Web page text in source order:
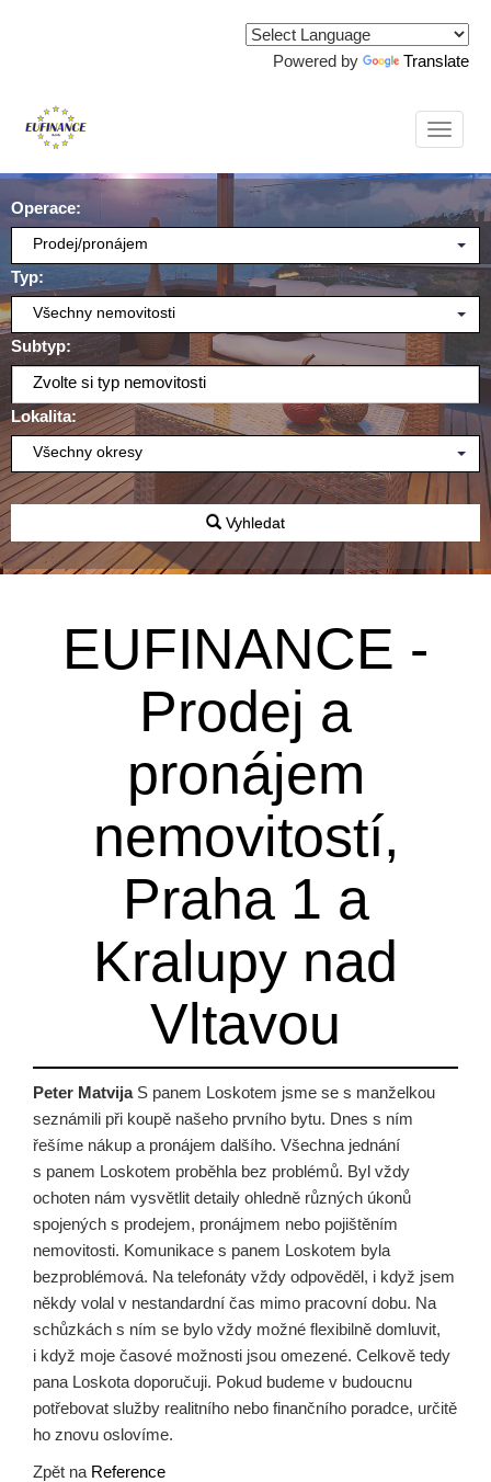
Powered by Translate
Operace:
Prodej/pronájem
Typ:
Všechny nemovitosti
Subtyp:
Zvolte si typ nemovitosti
Lokalita:
Všechny okresy
Vyhledat
EUFINANCE -
Prodej a
pronájem
nemovitostí,
Praha 1 a
Kralupy nad
Vltavou
Peter MatvijaS panem Loskotem jsme se s manželkou
seznámili při koupě našeho prvního bytu. Dnes s ním
řešíme nákup a pronájem dalšího. Všechna jednání
s panem Loskotem proběhla bez problémů. Byl vždy
ochoten nám vysvětlit detaily ohledně různých úkonů
spojených s prodejem, pronájmem nebo pojištěním
nemovitosti. Komunikace s panem Loskotem byla
bezproblémová. Na telefonáty vždy odpověděl, i když jsem
někdy volal v nestandardní čas mimo pracovní dobu. Na
schůzkách s ním se bylo vždy možné flexibilně domluvit,
i když moje časové možnosti jsou omezené. Celkově tedy
pana Loskota doporučuji. Pokud budeme v budoucnu
potřebovat služby realitního nebo finančního poradce, určitě
ho znovu oslovíme.
Zpět na Reference